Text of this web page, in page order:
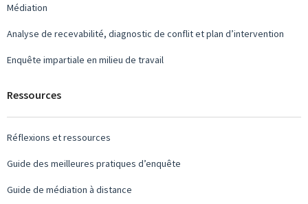
Médiation
Analyse de recevabilité, diagnostic de conflit et plan d’intervention
Enquête impartiale en milieu de travail
Ressources
Réflexions et ressources
Guide des meilleures pratiques d’enquête
Guide de médiation à distance